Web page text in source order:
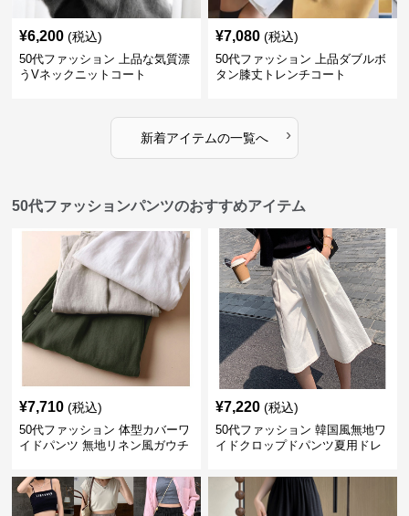
¥6,200 (税込)
50代ファッション 上品な気質漂
うVネックニットコート
¥7,080 (税込)
50代ファッション 上品ダブルボ
タン膝丈トレンチコート
新着アイテムの一覧へ ›
50代ファッションパンツのおすすめアイテム
¥7,710 (税込)
50代ファッション 体型カバーワ
イドパンツ 無地リネン風ガウチ
¥7,220 (税込)
50代ファッション 韓国風無地ワ
イドクロップドパンツ夏用ドレ